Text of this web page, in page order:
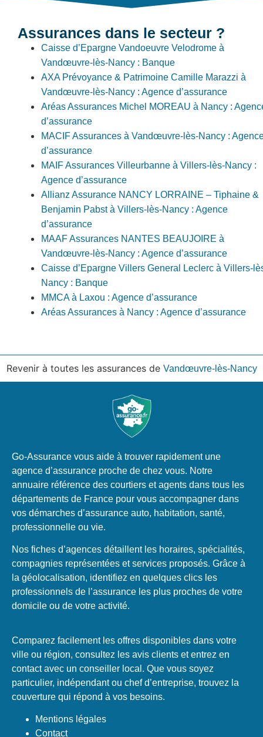
Assurances dans le secteur ?
Caisse d’Epargne Vandoeuvre Velodrome à
Vandœuvre-lès-Nancy : Banque
AXA Prévoyance & Patrimoine Camille Marazzi à
Vandœuvre-lès-Nancy : Agence d’assurance
Aréas Assurances Michel MOREAU à Nancy :
d’assurance
MACIF Assurances à Vandœuvre-lès-Nancy :
d’assurance
MAIF Assurances Villeurbanne à Villers-lès-Nancy :
Agence d’assurance
Allianz Assurance NANCY LORRAINE – Tiphaine &
Benjamin Pabst à Villers-lès-Nancy : Agence
d’assurance
MAAF Assurances NANTES BEAUJOIRE à
Vandœuvre-lès-Nancy : Agence d’assurance
Caisse d’Epargne Villers General Leclerc à Villers-
Nancy : Banque
MMCA à Laxou : Agence d’assurance
Aréas Assurances à Nancy : Agence d’assurance
Revenir à toutes les assurances de Vandœuvre-lès-Nancy
Go-Assurance vous aide à trouver rapidement une
agence d’assurance proche de chez vous. Notre
annuaire référence des courtiers et agents dans tous les
départements de France pour vous accompagner dans
vos démarches d’assurance auto, habitation, santé,
professionnelle ou vie.
Nos fiches d’agences détaillent les horaires, spécialités,
compagnies représentées et services proposés. Grâce à
la géolocalisation, identifiez en quelques clics les
professionnels de l’assurance les plus proches de votre
domicile ou de votre activité.
Comparez facilement les offres disponibles dans votre
ville ou région, consultez les avis clients et entrez en
contact avec un conseiller local. Que vous soyez
particulier, indépendant ou chef d’entreprise, trouvez la
couverture qui répond à vos besoins.
Mentions légales
Contact